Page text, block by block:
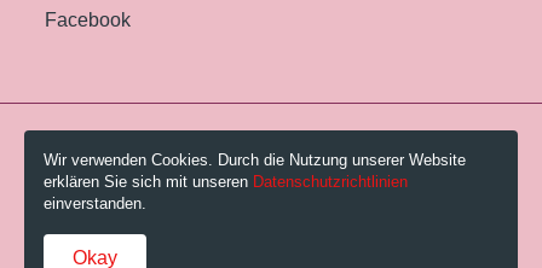
Facebook
© 2026 Pestalozzi-Bibliothek Zürich.
Impressum
Gebühren und AGB
Wir verwenden Cookies. Durch die Nutzung unserer Website
erklären Sie sich mit unseren Datenschutzrichtlinien
einverstanden.
Okay